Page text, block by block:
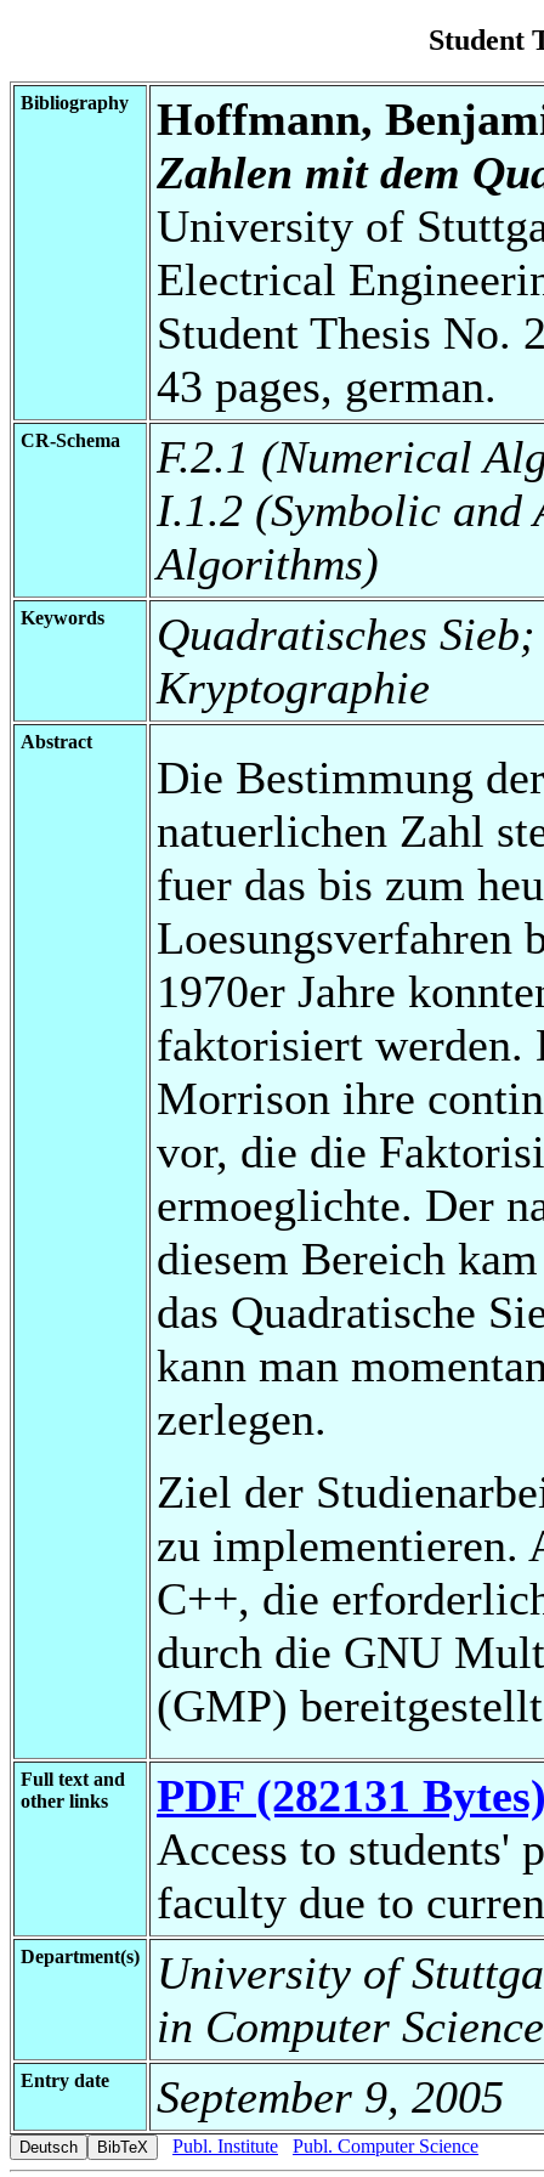
Student
Bibliography
Hoffmann,
Zahlen mit dem
University of
Electrical
Student Thesis No.
43 pages, german.
CR-Schema
F.2.1 (Numerical
I.1.2 (Symbolic
Algorithms)
Keywords
Quadratisches
Kryptographie
Abstract
Die Bestimmung
natuerlichen Zahl
fuer das bis zum
Loesungsverfahren
1970er Jahre
faktorisiert werden.
Morrison ihre
vor, die die
ermoeglichte. Der
diesem Bereich
das Quadratische
kann man
zerlegen.
Ziel der
zu implementieren.
C++, die
durch die GNU
(GMP)
Full text and
other links
PDF (282131
Access to students'
faculty due to
Department(s)
University of
in Computer
Entry date September 9, 2005
Publ. Institute Publ. Computer Science